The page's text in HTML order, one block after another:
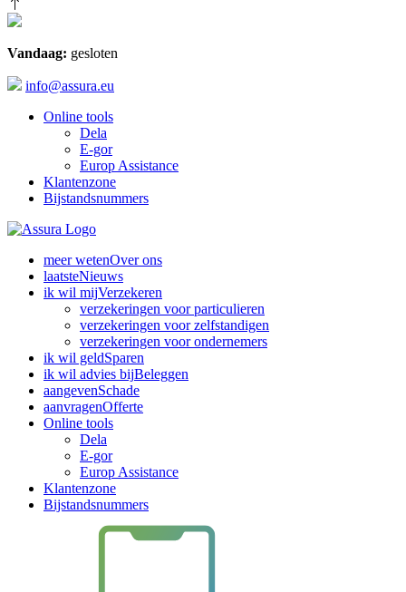
Vandaag: gesloten
info@assura.eu
Online tools
Dela
E-gor
Europ Assistance
Klantenzone
Bijstandsnummers
meer wetenOver ons
laatsteNieuws
ik wil mijVerzekeren
verzekeringen voor particulieren
verzekeringen voor zelfstandigen
verzekeringen voor ondernemers
ik wil geldSparen
ik wil advies bijBeleggen
aangevenSchade
aanvragenOfferte
Online tools
Dela
E-gor
Europ Assistance
Klantenzone
Bijstandsnummers